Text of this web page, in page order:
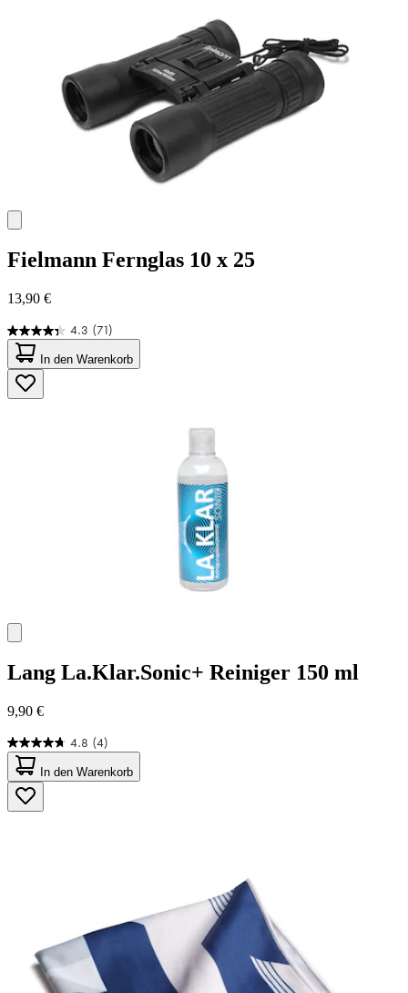
Fielmann Fernglas 10 x 25
13,90 €
4.3 (71)
4.3
von
5
Sternen.
71
In den Warenkorb
Lang La.Klar.Sonic+ Reiniger 150 ml
9,90 €
4.8 (4)
4.8
von
5
Sternen.
4
In den Warenkorb